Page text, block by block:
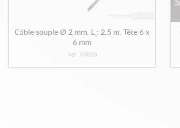
Câble souple Ø 2 mm. L : 2,5 m. Tête 6 x
6 mm
Réf : 07055